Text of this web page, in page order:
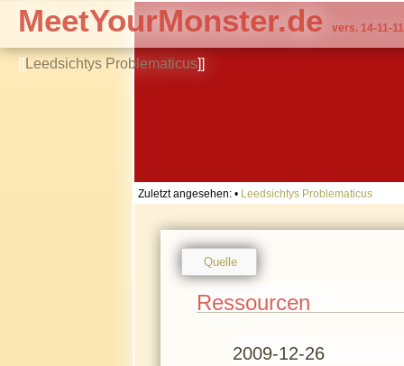
[[Leedsichtys Problematicus]]
MeetYourMonster.de vers. 14-11-11
Zuletzt angesehen: • Leedsichtys Problematicus
Quelle
Ressourcen
2009-12-26